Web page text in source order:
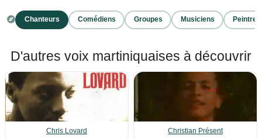
Chanteurs Comédiens Groupes Musiciens Peintres
D'autres voix martiniquaises à découvrir
Chris Lovard Christian Présent